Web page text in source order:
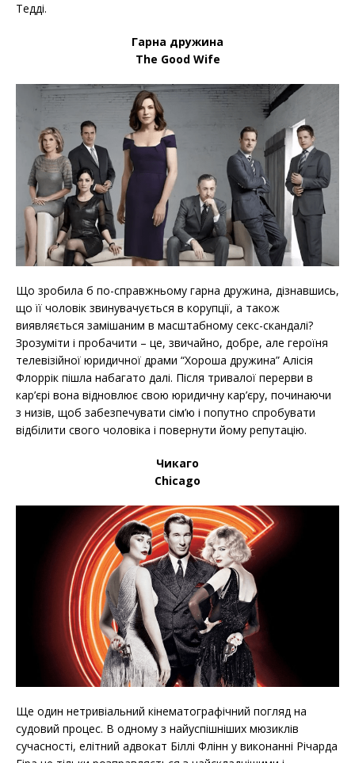
Тедді.
Гарна дружина
The Good Wife
Що зробила б по-справжньому гарна дружина, дізнавшись,
що її чоловік звинувачується в корупції, а також
виявляється замішаним в масштабному секс-скандалі?
Зрозуміти і пробачити – це, звичайно, добре, але героїня
телевізійної юридичної драми “Хороша дружина” Алісія
Флоррік пішла набагато далі. Після тривалої перерви в
кар’єрі вона відновлює свою юридичну кар’єру, починаючи
з низів, щоб забезпечувати сім’ю і попутно спробувати
відбілити свого чоловіка і повернути йому репутацію.
Чикаго
Chicago
Ще один нетривіальний кінематографічний погляд на
судовий процес. В одному з найуспішніших мюзиклів
сучасності, елітний адвокат Біллі Флінн у виконанні Річарда